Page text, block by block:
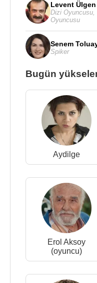
Levent Ülgen
Dizi Oyuncusu,
Oyuncusu
Senem
Spiker
Bugün
Aydilge
Erol Aksoy
(oyuncu)